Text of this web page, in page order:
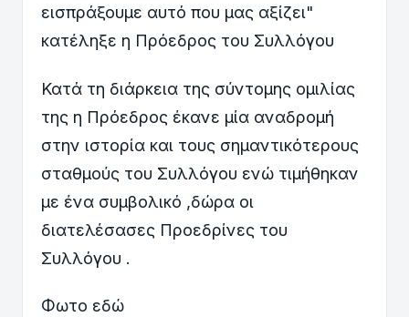
εισπράξουμε αυτό που μας αξίζει"
κατέληξε η Πρόεδρος του Συλλόγου
Κατά τη διάρκεια της σύντομης ομιλίας
της η Πρόεδρος έκανε μία αναδρομή
στην ιστορία και τους σημαντικότερους
σταθμούς του Συλλόγου ενώ τιμήθηκαν
με ένα συμβολικό ,δώρα οι
διατελέσασες Προεδρίνες του
Συλλόγου .
Φωτο εδώ